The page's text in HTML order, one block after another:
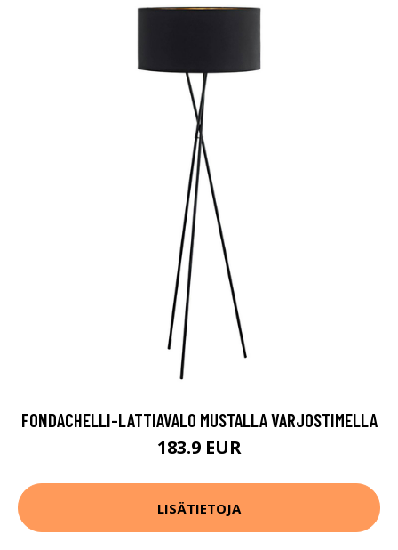
FONDACHELLI-LATTIAVALO MUSTALLA VARJOSTIMELLA
183.9 EUR
LISÄTIETOJA